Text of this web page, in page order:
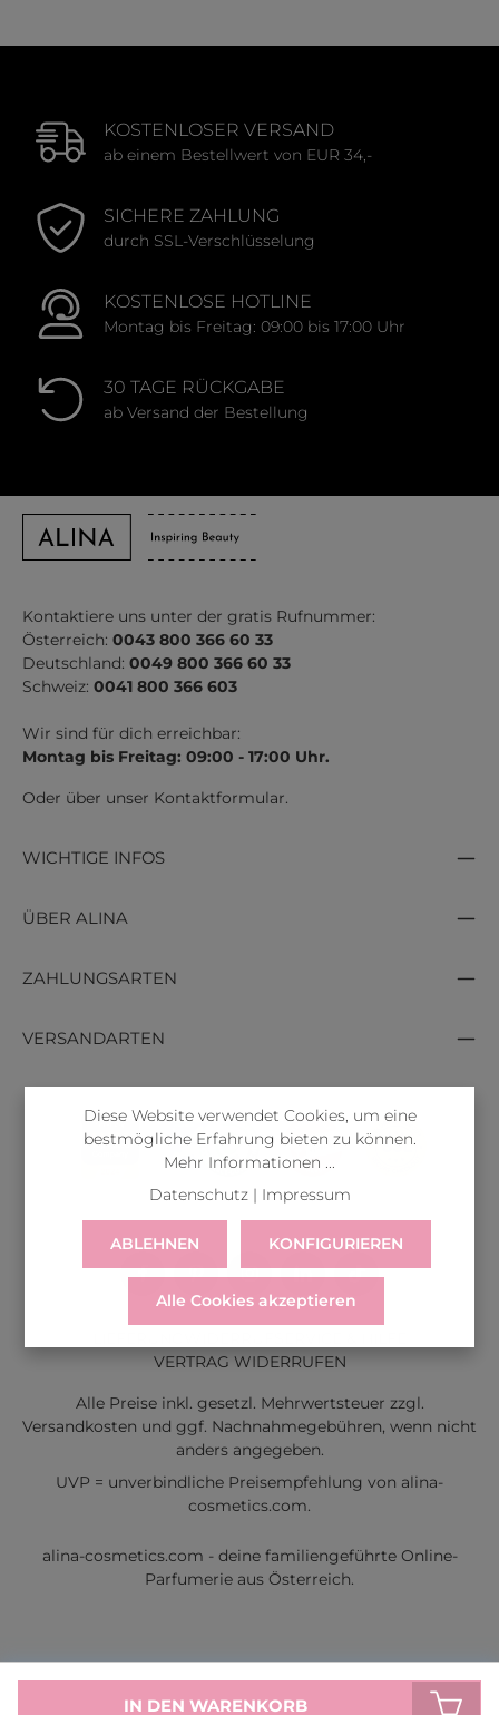
IN DEN WARENKORB
KOSTENLOSER VERSAND
ab einem Bestellwert von EUR 34,-
SICHERE ZAHLUNG
durch SSL-Verschlüsselung
KOSTENLOSE HOTLINE
Montag bis Freitag: 09:00 bis 17:00 Uhr
30 TAGE RÜCKGABE
ab Versand der Bestellung
Kontaktiere uns unter der gratis Rufnummer:
Österreich: 0043 800 366 60 33
Deutschland: 0049 800 366 60 33
Schweiz: 0041 800 366 603
Wir sind für dich erreichbar:
Montag bis Freitag: 09:00 - 17:00 Uhr.
Oder über unser Kontaktformular.
WICHTIGE INFOS
ÜBER ALINA
ZAHLUNGSARTEN
VERSANDARTEN
VERTRAG WIDERRUFEN
Alle Preise inkl. gesetzl. Mehrwertsteuer zzgl.
Versandkosten und ggf. Nachnahmegebühren, wenn nicht
anders angegeben.
UVP = unverbindliche Preisempfehlung von alina-
cosmetics.com.
alina-cosmetics.com - deine familiengeführte Online-
Parfumerie aus Österreich.
Diese Website verwendet Cookies, um eine
bestmögliche Erfahrung bieten zu können.
Mehr Informationen ...
Datenschutz| Impressum
ABLEHNEN KONFIGURIEREN
Alle Cookies akzeptieren